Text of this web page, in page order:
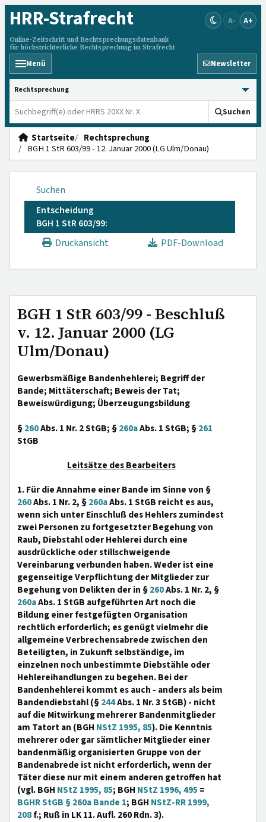
HRR-Strafrecht
Online-Zeitschrift und Rechtsprechungsdatenbank
für höchstrichterliche Rechtsprechung im Strafrecht
A- A+
Menü Newsletter
HRRS durchsuchen
Suchen
Startseite
Rechtsprechung
BGH 1 StR 603/99 - 12. Januar 2000 (LG Ulm/Donau)
Suchen
Entscheidung
BGH 1 StR 603/99:
Druckansicht
PDF-Download
BGH 1 StR 603/99 - Beschluß
v. 12. Januar 2000 (LG
Ulm/Donau)
Gewerbsmäßige Bandenhehlerei; Begriff der
Bande; Mittäterschaft; Beweis der Tat;
Beweiswürdigung; Überzeugungsbildung
§260Abs. 1 Nr. 2 StGB; §260aAbs. 1 StGB; §261
StGB
Leitsätze des Bearbeiters
1. Für die Annahme einer Bande im Sinne von §
260Abs. 1 Nr. 2, §260aAbs. 1 StGB reicht es aus,
wenn sich unter Einschluß des Hehlers zumindest
zwei Personen zu fortgesetzter Begehung von
Raub, Diebstahl oder Hehlerei durch eine
ausdrückliche oder stillschweigende
Vereinbarung verbunden haben. Weder ist eine
gegenseitige Verpflichtung der Mitglieder zur
Begehung von Delikten der in §260Abs. 1 Nr. 2, §
260aAbs. 1 StGB aufgeführten Art noch die
Bildung einer festgefügten Organisation
rechtlich erforderlich; es genügt vielmehr die
allgemeine Verbrechensabrede zwischen den
Beteiligten, in Zukunft selbständige, im
einzelnen noch unbestimmte Diebstähle oder
Hehlereihandlungen zu begehen. Bei der
Bandenhehlerei kommt es auch - anders als beim
Bandendiebstahl (§244Abs. 1 Nr. 3 StGB) - nicht
auf die Mitwirkung mehrerer Bandenmitglieder
am Tatort an (BGH NStZ 1995, 85). Die Kenntnis
mehrerer oder gar sämtlicher Mitglieder einer
bandenmäßig organisierten Gruppe von der
Bandenabrede ist nicht erforderlich, wenn der
Täter diese nur mit einem anderen getroffen hat
(vgl. BGH NStZ 1995, 85; BGH NStZ 1996, 495 =
BGHR StGB § 260a Bande 1; BGH NStZ-RR 1999,
208f.; Ruß in LK 11. Aufl. 260 Rdn. 3).